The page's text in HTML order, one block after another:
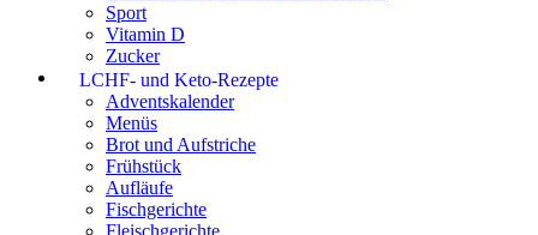
Sport
Vitamin D
Zucker
LCHF- und Keto-Rezepte
Adventskalender
Menüs
Brot und Aufstriche
Frühstück
Aufläufe
Fischgerichte
Fleischgerichte